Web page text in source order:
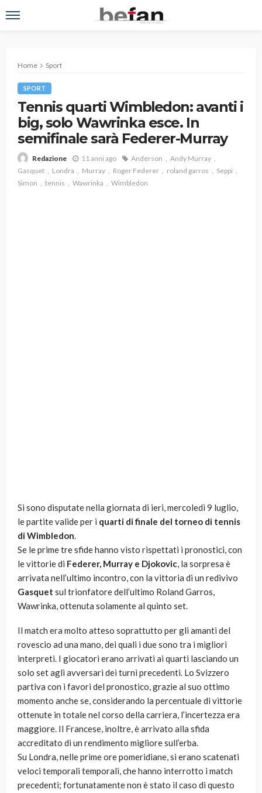
Home Sport
SPORT
Tennis quarti Wimbledon: avanti i
big, solo Wawrinka esce. In
semifinale sarà Federer-Murray
Redazione 11 anni ago Anderson
Andy Murray
Gasquet
Londra Murray Roger Federer roland garros
Seppi
Simon
tennis Wawrinka Wimbledon
Si sono disputate nella giornata di ieri, mercoledì 9 luglio,
le partite valide per i quarti di finale del torneo di tennis
di Wimbledon.
Se le prime tre sfide hanno visto rispettati i pronostici, con
le vittorie di Federer, Murray e Djokovic, la sorpresa è
arrivata nell’ultimo incontro, con la vittoria di un redivivo
Gasquet sul trionfatore dell’ultimo Roland Garros,
Wawrinka, ottenuta solamente al quinto set.
Il match era molto atteso soprattutto per gli amanti del
rovescio ad una mano, dei quali i due sono tra i migliori
interpreti. I giocatori erano arrivati ai quarti lasciando un
solo set agli avversari dei turni precedenti. Lo Svizzero
partiva con i favori del pronostico, grazie al suo ottimo
momento anche se, considerando la percentuale di vittorie
ottenute in totale nel corso della carriera, l’incertezza era
maggiore. Il Francese, inoltre, è arrivato alla sfida
accreditato di un rendimento migliore sull’erba.
Su Londra, nelle prime ore pomeridiane, si erano scatenati
veloci temporali temporali, che hanno interrotto i match
precedenti; fortunatamente non è stato il caso di questo